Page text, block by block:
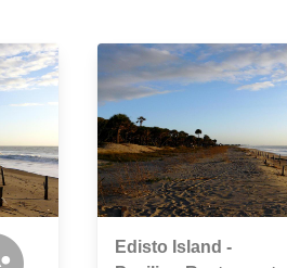
Edisto Island -